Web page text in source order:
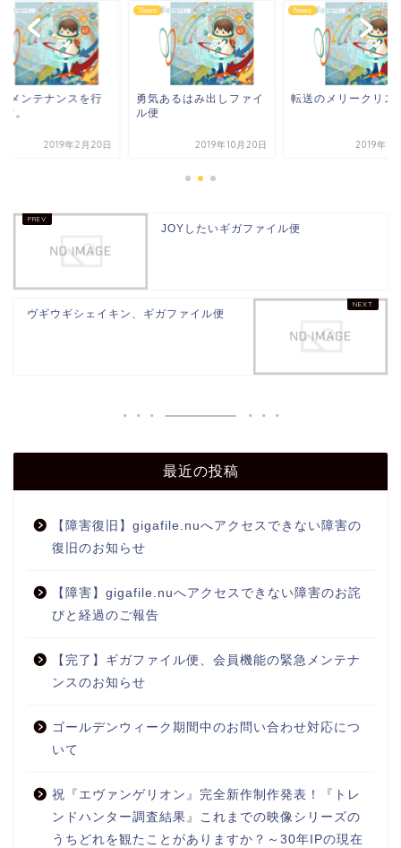
メンテナンスを行
。
2019年2月20日
News
勇気あるはみ出しファイ
ル便
2019年10月20日
News
転送のメリークリス
2019年12
JOYしたいギガファイル便
ヴギウギシェイキン、ギガファイル便
最近の投稿
【障害復旧】gigafile.nuへアクセスできない障害の
復旧のお知らせ
【障害】gigafile.nuへアクセスできない障害のお詫
びと経過のご報告
【完了】ギガファイル便、会員機能の緊急メンテナ
ンスのお知らせ
ゴールデンウィーク期間中のお問い合わせ対応につ
いて
祝『エヴァンゲリオン』完全新作制作発表！『トレ
ンドハンター調査結果』これまでの映像シリーズの
うちどれを観たことがありますか？～30年IPの現在